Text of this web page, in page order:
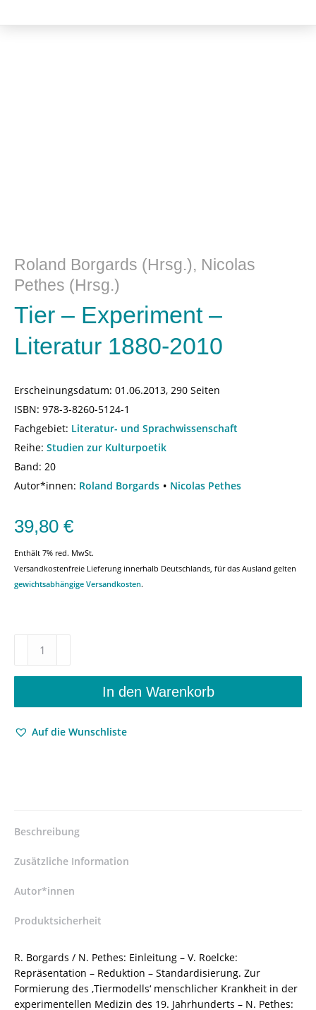
Roland Borgards (Hrsg.), Nicolas
Pethes (Hrsg.)
Tier – Experiment –
Literatur 1880-2010
Erscheinungsdatum: 01.06.2013, 290 Seiten
ISBN: 978-3-8260-5124-1
Fachgebiet: Literatur- und Sprachwissenschaft
Reihe: Studien zur Kulturpoetik
Band: 20
Autor*innen: Roland Borgards Nicolas Pethes
39,80 €
Enthält 7% red. MwSt.
Versandkostenfreie Lieferung innerhalb Deutschlands, für das Ausland gelten
gewichtsabhängige Versandkosten.
Literatur
2010
Pethes
–
9783826051241
978-
8260-
5124-
1
/
In den Warenkorb
Auf die Wunschliste
Beschreibung
Zusätzliche Information
Autor*innen
Produktsicherheit
R. Borgards / N. Pethes: Einleitung – V. Roelcke:
Repräsentation – Reduktion – Standardisierung. Zur
Formierung des ‚Tiermodells‘ menschlicher Krankheit in der
experimentellen Medizin des 19. Jahrhunderts – N. Pethes: